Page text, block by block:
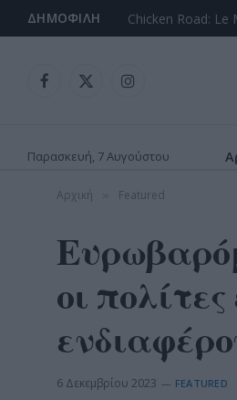
ΔΗΜΟΦΙΛΉ
Facebook
X
Instagram
Παρασκευή, 7 Αυγούστου
Αρχική Featured
οι
6 Δεκεμβρίου 2023 FEATURED